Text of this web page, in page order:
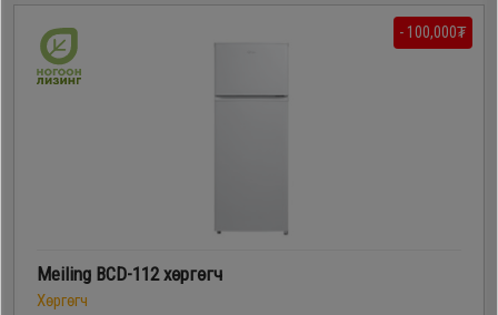
- 100,000₮
Meiling BCD-112 хөргөгч
Хөргөгч